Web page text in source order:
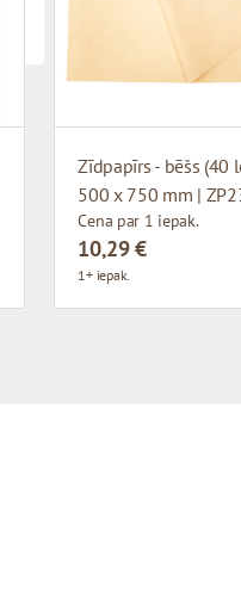
Zīdpapīrs - bēšs (40
500 x 750 mm |
Cena par 1 iepak.
10,29 €
1+ iepak.